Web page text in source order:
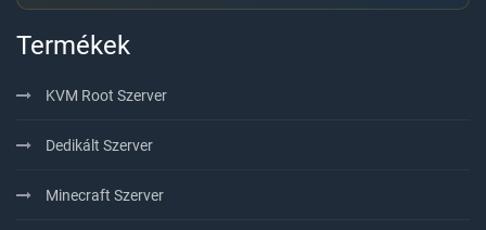
Termékek
KVM Root Szerver
Dedikált Szerver
Minecraft Szerver